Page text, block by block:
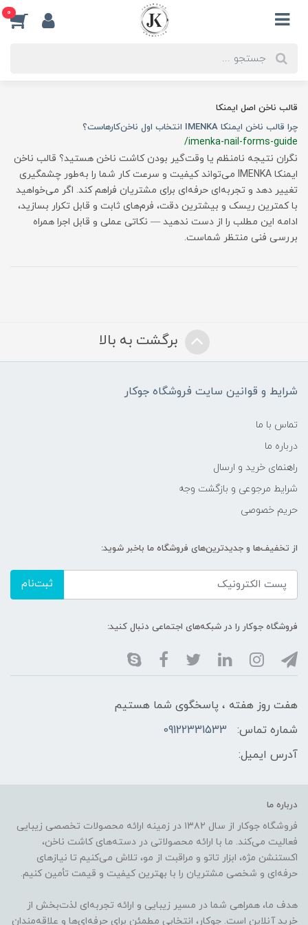
0
قالب ناخن اصل ایمنکا
چرا قالب ناخن ایمنکا IMENKA انتخاب اول ناخن‌کارهاست؟
/imenka-nail-forms-guide
نگران نتیجه نامنظم یا وقت‌گیر بودن کاشت ناخن هستید؟ قالب ناخن
ایمنکا IMENKA می‌تواند کیفیت و سرعت کار شما را به‌طور چشمگیری
تغییر دهد و تجربه‌ای حرفه‌ای برای مشتریان فراهم کند. اگر می‌خواهید
با کمترین ریسک و بیشترین دقت، فرم‌های ثابت و قابل تکرار بسازید،
ادامه این مطلب را از دست ندهید — نکاتی عملی و قابل اجرا همراه
بررسی فنی منتظر شماست.
برگشت به بالا
شرایط و قوانین سایت فروشگاه جوکار
تماس با ما
درباره ما
راهنمای خرید و ارسال
شرایط مرجوعی و بازگشت وجه
حریم خصوصی
از تخفیف‌ها و جدیدترین‌های فروشگاه ما باخبر شوید:
ثبت‌نام
فروشگاه جوکار را در شبکه‌های اجتماعی دنبال کنید:
هفت روز هفته ، پاسخگوی شما هستیم
شماره تماس:
09122331533
آدرس ایمیل:
درباره ما
فروشگاه جوکار از سال ۱۳۸۲ در زمینه ارائه محصولات تخصصی زیبایی
فعالیت می‌کند. ما با ارائه محصولاتی در دسته‌های کاشت ناخن،
اکستنشن مژه، ابزار تاتو و مراقبت از مو، تلاش می‌کنیم تا نیازهای
حرفه‌ای و شخصی مشتریان را با بهترین کیفیت و قیمت تأمین کنیم.
هدف ما، همراهی شما در مسیر زیبایی و ارائه تجربه‌ای لذت‌بخش از
خرید آنلاین است. جوکار، انتخابی مطمئن برای حرفه‌ای‌ها و علاقه‌مندان